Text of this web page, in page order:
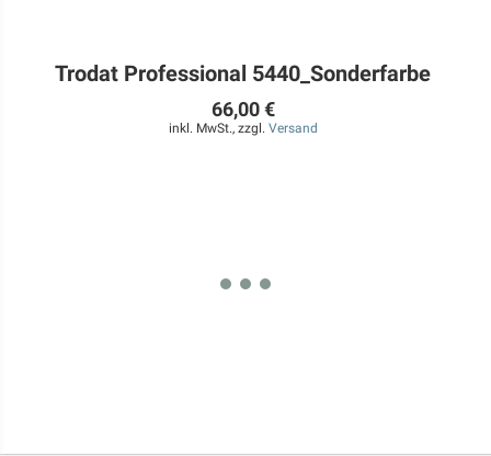
Trodat Professional 5440_Sonderfarbe
66,00 €
inkl. MwSt., zzgl. Versand